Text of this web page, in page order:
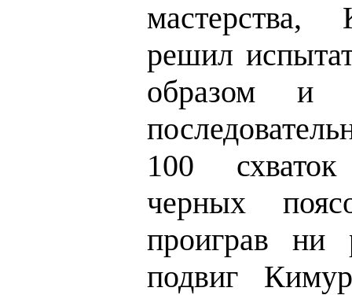
решил
образом и
100
черных
проиграв ни
подвиг